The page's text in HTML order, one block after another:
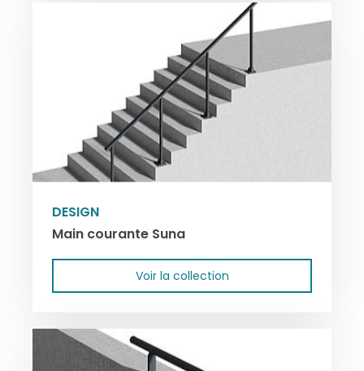
DESIGN
Main courante Suna
Voir la collection